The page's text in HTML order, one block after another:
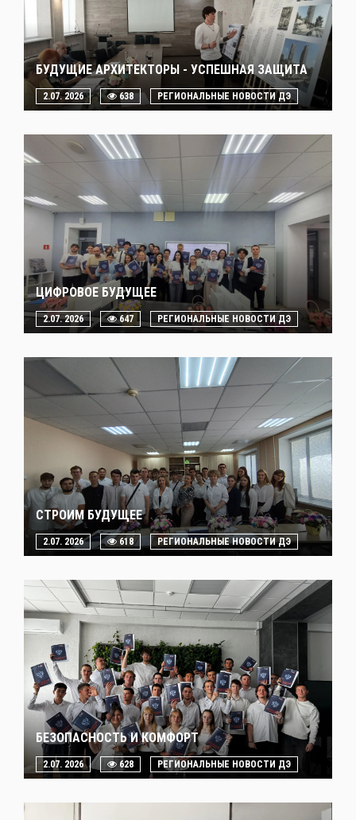
БУДУЩИЕ АРХИТЕКТОРЫ - УСПЕШНАЯ ЗАЩИТА
2.07. 2026 638 РЕГИОНАЛЬНЫЕ НОВОСТИ ДЭ
ЦИФРОВОЕ БУДУЩЕЕ
2.07. 2026 647 РЕГИОНАЛЬНЫЕ НОВОСТИ ДЭ
СТРОИМ БУДУЩЕЕ
2.07. 2026 618 РЕГИОНАЛЬНЫЕ НОВОСТИ ДЭ
БЕЗОПАСНОСТЬ И КОМФОРТ
2.07. 2026 628 РЕГИОНАЛЬНЫЕ НОВОСТИ ДЭ